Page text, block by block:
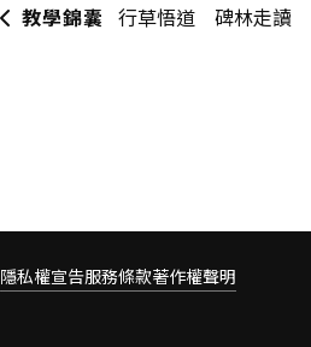
教學錦囊 行草悟道 碑林走讀
隱私權宣告服務條款著作權聲明